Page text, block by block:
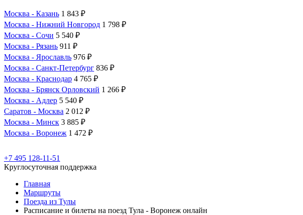
Москва - Казань 1 843 ₽
Москва - Нижний Новгород 1 798 ₽
Москва - Сочи 5 540 ₽
Москва - Рязань 911 ₽
Москва - Ярославль 976 ₽
Москва - Санкт-Петербург 836 ₽
Москва - Краснодар 4 765 ₽
Москва - Брянск Орловский 1 266 ₽
Москва - Адлер 5 540 ₽
Саратов - Москва 2 012 ₽
Москва - Минск 3 885 ₽
Москва - Воронеж 1 472 ₽
+7 495 128-11-51
Круглосуточная поддержка
Главная
Маршруты
Поезда из Тулы
Расписание и билеты на поезд Тула - Воронеж онлайн